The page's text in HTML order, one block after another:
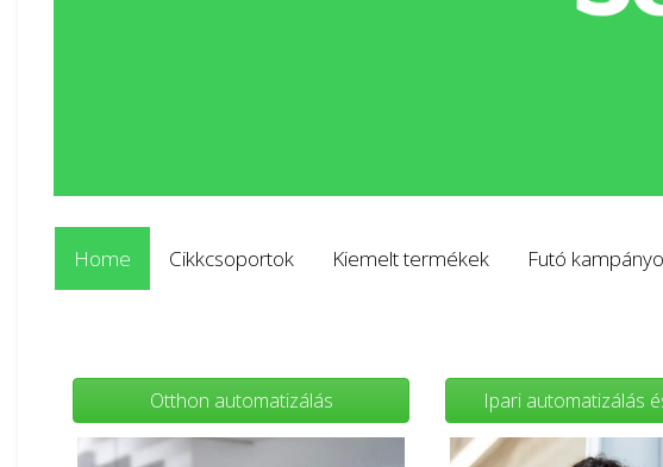
Home Cikkcsoportok Kiemelt termékek Futó
Otthon automatizálás Ipari automatizálás